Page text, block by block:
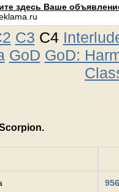
здесь Ваше
C3 C4
GoD GoD: